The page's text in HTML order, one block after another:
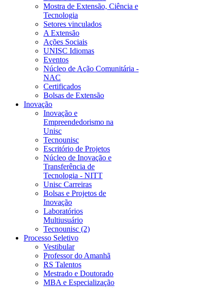
Mostra de Extensão, Ciência e
Tecnologia
Setores vinculados
A Extensão
Ações Sociais
UNISC Idiomas
Eventos
Núcleo de Ação Comunitária -
NAC
Certificados
Bolsas de Extensão
Inovação
Inovação e
Empreendedorismo na
Unisc
Tecnounisc
Escritório de Projetos
Núcleo de Inovação e
Transferência de
Tecnologia - NITT
Unisc Carreiras
Bolsas e Projetos de
Inovação
Laboratórios
Multiusuário
Tecnounisc (2)
Processo Seletivo
Vestibular
Professor do Amanhã
RS Talentos
Mestrado e Doutorado
MBA e Especialização